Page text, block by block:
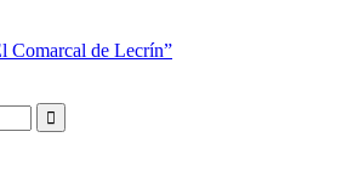
Comarcal de Lecrín”